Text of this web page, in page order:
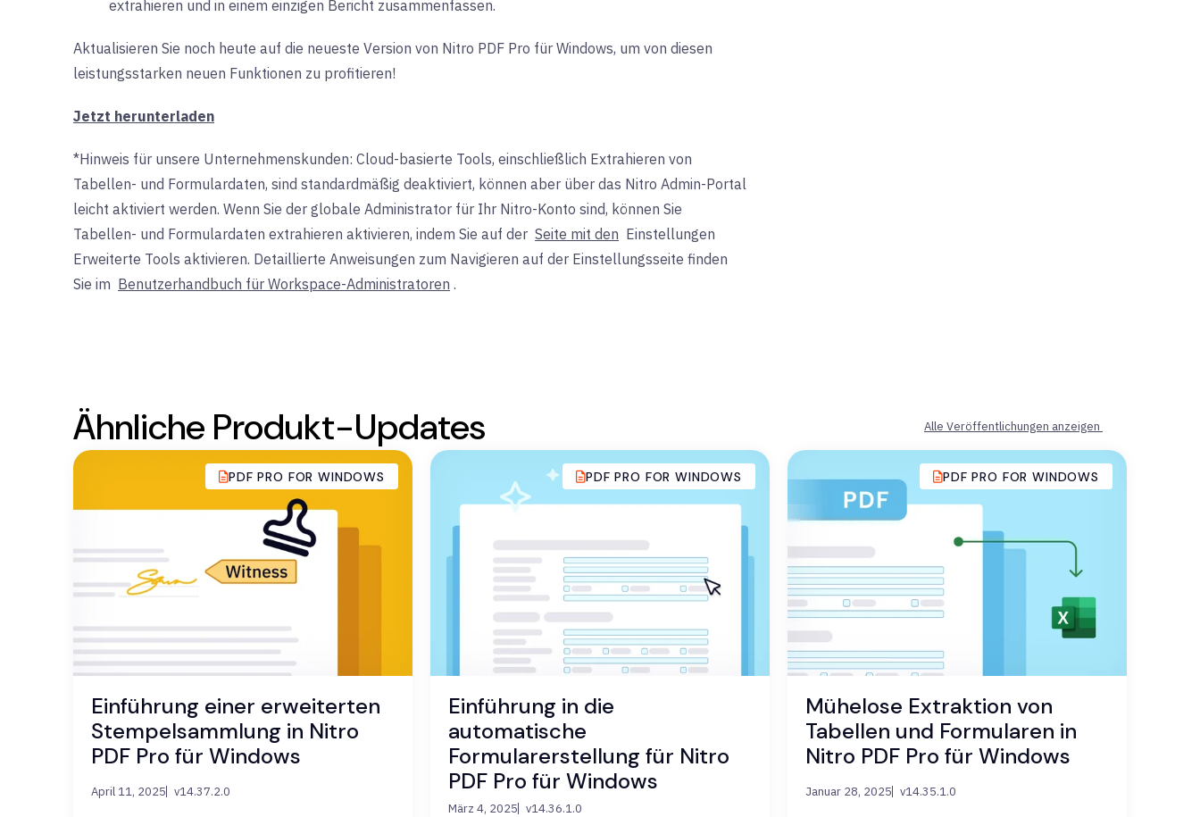
extrahieren und in einem einzigen Bericht zusammenfassen.
Aktualisieren Sie noch heute auf die neueste Version von Nitro PDF Pro für Windows, um von diesen
leistungsstarken neuen Funktionen zu profitieren!
Jetzt herunterladen
*Hinweis für unsere Unternehmenskunden: Cloud-basierte Tools, einschließlich Extrahieren von
Tabellen- und Formulardaten, sind standardmäßig deaktiviert, können aber über das Nitro Admin-Portal
leicht aktiviert werden. Wenn Sie der globale Administrator für Ihr Nitro-Konto sind, können Sie
Tabellen- und Formulardaten extrahieren aktivieren, indem Sie auf der Seite mit den Einstellungen
Erweiterte Tools aktivieren. Detaillierte Anweisungen zum Navigieren auf der Einstellungsseite finden
Sie im Benutzerhandbuch für Workspace-Administratoren .
Ähnliche Produkt-Updates Alle Veröffentlichungen anzeigen
PDF PRO FOR WINDOWS
Einführung einer erweiterten
Stempelsammlung in Nitro
PDF Pro für Windows
April 11, 2025 v14.37.2.0
PDF PRO FOR WINDOWS
Einführung in die
automatische
Formularerstellung für Nitro
PDF Pro für Windows
März 4, 2025 v14.36.1.0
PDF PRO FOR WINDOWS
Mühelose Extraktion von
Tabellen und Formularen in
Nitro PDF Pro für Windows
Januar 28, 2025 v14.35.1.0